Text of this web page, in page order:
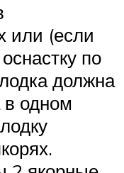
или (если
по
должна
одном